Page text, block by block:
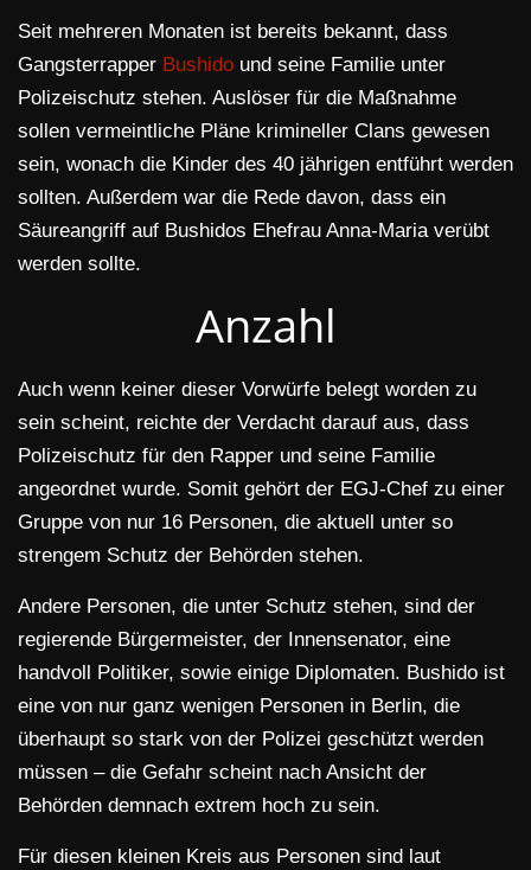
Seit mehreren Monaten ist bereits bekannt, dass
Gangsterrapper Bushido und seine Familie unter
Polizeischutz stehen. Auslöser für die Maßnahme
sollen vermeintliche Pläne krimineller Clans gewesen
sein, wonach die Kinder des 40 jährigen entführt werden
sollten. Außerdem war die Rede davon, dass ein
Säureangriff auf Bushidos Ehefrau Anna-Maria verübt
werden sollte.
Anzahl
Auch wenn keiner dieser Vorwürfe belegt worden zu
sein scheint, reichte der Verdacht darauf aus, dass
Polizeischutz für den Rapper und seine Familie
angeordnet wurde. Somit gehört der EGJ-Chef zu einer
Gruppe von nur 16 Personen, die aktuell unter so
strengem Schutz der Behörden stehen.
Andere Personen, die unter Schutz stehen, sind der
regierende Bürgermeister, der Innensenator, eine
handvoll Politiker, sowie einige Diplomaten. Bushido ist
eine von nur ganz wenigen Personen in Berlin, die
überhaupt so stark von der Polizei geschützt werden
müssen – die Gefahr scheint nach Ansicht der
Behörden demnach extrem hoch zu sein.
Für diesen kleinen Kreis aus Personen sind laut